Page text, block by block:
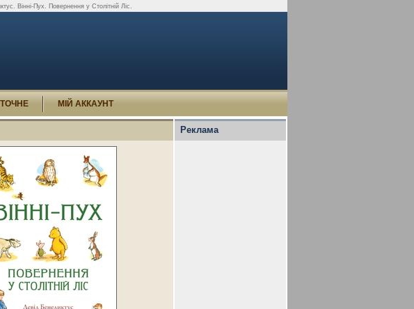
Вінні-Пух. Повернення у Столітній Ліс.
МІЙ АККАУНТ
Реклама